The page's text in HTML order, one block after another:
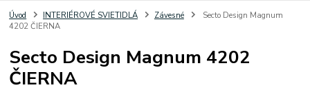
Úvod INTERIÉROVÉ SVIETIDLÁ Závesné
Secto Design Magnum
4202 ČIERNA
Secto Design Magnum 4202
ČIERNA